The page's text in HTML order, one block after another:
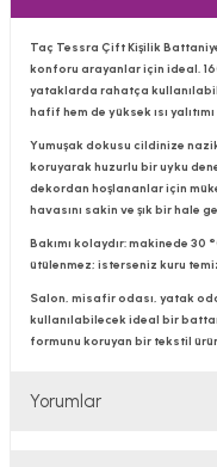
Taç Tessra Çift Kişilik
konforu arayanlar için ideal.
yataklarda rahatça
hafif hem de yüksek ısı
Yumuşak dokusu cildinize nazik
koruyarak huzurlu bir uyku
dekordan hoşlananlar için
havasını sakin ve şık bir hale
Bakımı kolaydır: makinede 30
ütülenmez; isterseniz kuru
Salon, misafir odası, yatak
kullanılabilecek ideal bir
formunu koruyan bir tekstil
Yorumlar